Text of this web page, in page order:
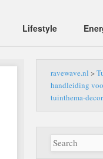
Lifestyle
ravewave.nl >
handleiding
tuinthema-